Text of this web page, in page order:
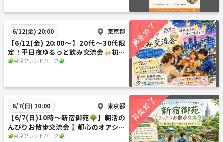
6/12(金) 20:00 東京都
【6/12(金) 20:00〜】20代〜30代限
定！平日夜ゆるっと飲み交流会🍻初参
加者も安心🔰
🧩東京フレンドパーク🧩
6/7(日) 10:00 東京都
【6/7(日)10時～新宿御苑🌳】朝活の
んびりお散歩交流会🚶都心のオアシス
でリフレッシュ🌱
🧩東京フレンドパーク🧩